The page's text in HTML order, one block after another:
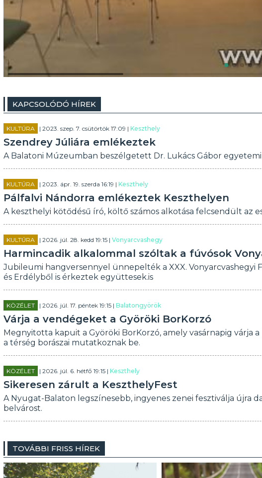
KAPCSOLÓDÓ HÍREK
KULTÚRA | 2023. szep. 7. csütörtök 17:09 | Keszthely
Szendrey Júliára emlékeztek
A Balatoni Múzeumban beszélgetett Dr. Lukács Gábor
KULTÚRA | 2023. ápr. 19. szerda 16:19 | Keszthely
Pálfalvi Nándorra emlékeztek Keszthelyen
A keszthelyi kötődésű író, költő számos alkotása felcsendült az
KULTÚRA | 2026. júl. 28. kedd 19:15 | Vonyarcvashegy
Harmincadik alkalommal szóltak a fúvósok
Jubileumi hangversennyel ünnepelték a XXX. Vonyarcvashegyi
és Erdélyből is érkeztek együttesek.is
KÖZÉLET | 2026. júl. 17. péntek 19:15 | Balatongyörök
Várja a vendégeket a Györöki BorKorzó
Megnyitotta kapuit a Györöki BorKorzó, amely vasárnapig várja
a térség borászai mutatkoznak be.
KÖZÉLET | 2026. júl. 6. hétfő 19:15 | Keszthely
Sikeresen zárult a KeszthelyFest
A Nyugat-Balaton legszínesebb, ingyenes zenei fesztiválja újra
belvárost.
TOVÁBBI FRISS HÍREK